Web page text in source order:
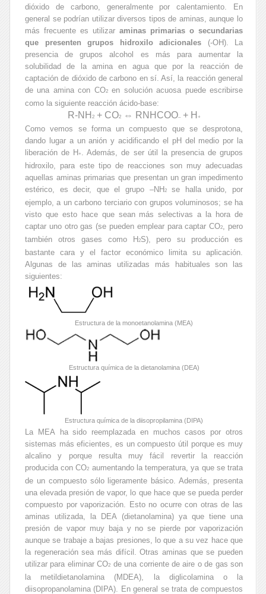
dióxido de carbono, generalmente por calentamiento. En
general se podrían utilizar diversos tipos de aminas, aunque lo
más frecuente es utilizar aminas primarias o secundarias
que presenten grupos hidroxilo adicionales (-OH). La
presencia de grupos alcohol es más para aumentar la
solubilidad de la amina en agua que por la reacción de
captación de dióxido de carbono en sí. Así, la reacción general
de una amina con CO2en solución acuosa puede escribirse
como la siguiente reacción ácido-base:
R-NH 2+ CO2⇔ RNHCOO–+ H +
Como vemos se forma un compuesto que se desprotona,
dando lugar a un anión y acidificando el pH del medio por la
liberación de H+ . Además, de ser útil la presencia de grupos
hidroxilo, para este tipo de reacciones son muy adecuadas
aquellas aminas primarias que presentan un gran impedimento
estérico, es decir, que el grupo –NH 2se halla unido, por
ejemplo, a un carbono terciario con grupos voluminosos; se ha
visto que esto hace que sean más selectivas a la hora de
captar uno otro gas (se pueden emplear para captar CO2, pero
también otros gases como H 2S), pero su producción es
bastante cara y el factor económico limita su aplicación.
Algunas de las aminas utilizadas más habituales son las
siguientes:
Estructura de la monoetanolamina (MEA)
Estructura química de la dietanolamina (DEA)
Estructura química de la diisopropilamina (DIPA)
La MEA ha sido reemplazada en muchos casos por otros
sistemas más eficientes, es un compuesto útil porque es muy
alcalino y porque resulta muy fácil revertir la reacción
producida con CO2 aumentando la temperatura, ya que se trata
de un compuesto sólo ligeramente básico. Además, presenta
una elevada presión de vapor, lo que hace que se pueda perder
compuesto por vaporización. Esto no ocurre con otras de las
aminas utilizada, la DEA (dietanolamina) ya que tiene una
presión de vapor muy baja y no se pierde por vaporización
aunque se trabaje a bajas presiones, lo que a su vez hace que
la regeneración sea más difícil. Otras aminas que se pueden
utilizar para eliminar CO2 de una corriente de aire o de gas son
la metildietanolamina (MDEA), la diglicolamina o la
diisopropanolamina (DIPA). En general se trata de compuestos